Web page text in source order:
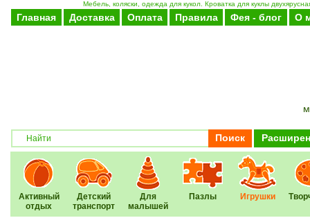
Мебель, коляски, одежда для кукол. Кроватка для куклы
Главная Доставка Оплата Правила Фея - блог О
Поиск
Активный
отдых
Детский
транспорт
Для
малышей
Пазлы Игрушки